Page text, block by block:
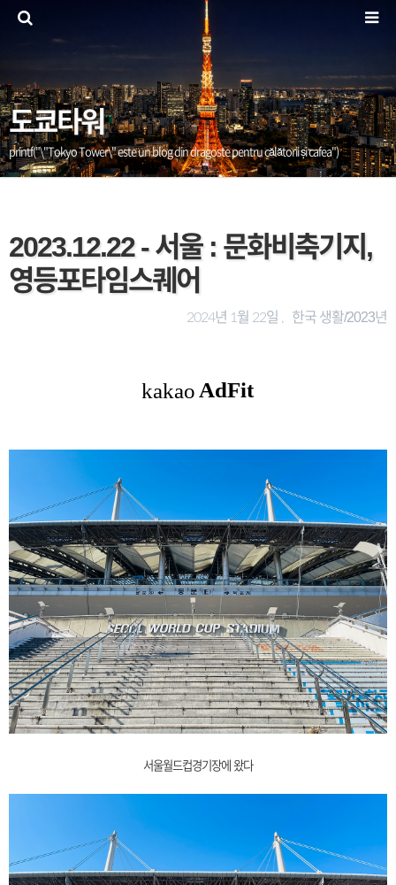
도쿄타워
printf("\"Tokyo Tower\" este un blog din dragoste pentru călătorii și cafea")
2023.12.22 - 서울 : 문화비축기지,
영등포타임스퀘어
2024년 1월 22일 , 한국 생활/2023년
서울월드컵경기장에 왔다